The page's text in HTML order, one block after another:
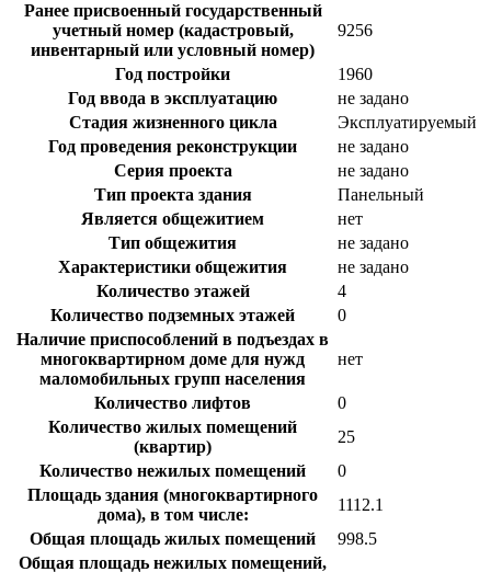
Ранее присвоенный государственный
учетный номер (кадастровый,
инвентарный или условный номер)
9256
Год постройки
1960
Год ввода в эксплуатацию
не задано
Стадия жизненного цикла
Эксплуатируемый
Год проведения реконструкции
не задано
Серия проекта
не задано
Тип проекта здания
Панельный
Является общежитием
нет
Тип общежития
не задано
Характеристики общежития
не задано
Количество этажей
4
Количество подземных этажей
0
Наличие приспособлений в подъездах в
многоквартирном доме для нужд
маломобильных групп населения
нет
Количество лифтов
0
Количество жилых помещений
(квартир)
25
Количество нежилых помещений
0
Площадь здания (многоквартирного
дома), в том числе:
1112.1
Общая площадь жилых помещений
998.5
Общая площадь нежилых помещений,